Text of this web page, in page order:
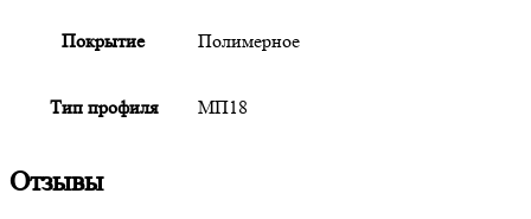
Покрытие Полимерное
Тип профиля МП18
Отзывы